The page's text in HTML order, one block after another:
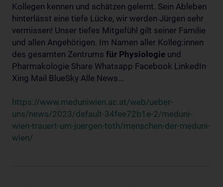
Kollegen kennen und schätzen gelernt. Sein Ableben
hinterlässt eine tiefe Lücke, wir werden Jürgen sehr
vermissen! Unser tiefes Mitgefühl gilt seiner Familie
und allen Angehörigen. Im Namen aller Kolleg:innen
des gesamten Zentrums für Physiologie und
Pharmakologie Share Whatsapp Facebook LinkedIn
Xing Mail BlueSky Alle News...
https://www.meduniwien.ac.at/web/ueber-
uns/news/2023/default-34fee72b1e-2/meduni-
wien-trauert-um-juergen-toth/menschen-der-meduni-
wien/